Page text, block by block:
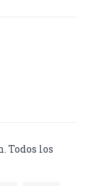
Todos los